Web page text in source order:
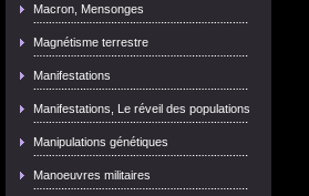
Macron, Mensonges
Magnétisme terrestre
Manifestations
Manifestations, Le réveil des populations
Manipulations génétiques
Manoeuvres militaires